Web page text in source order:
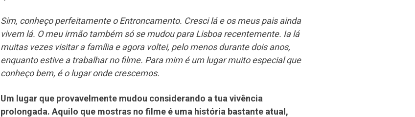
Sim, conheço perfeitamente o Entroncamento. Cresci lá e os meus pais ainda
vivem lá. O meu irmão também só se mudou para Lisboa recentemente. Ia lá
muitas vezes visitar a família e agora voltei, pelo menos durante dois anos,
enquanto estive a trabalhar no filme. Para mim é um lugar muito especial que
conheço bem, é o lugar onde crescemos.
Um lugar que provavelmente mudou considerando a tua vivência
prolongada. Aquilo que mostras no filme é uma história bastante atual,